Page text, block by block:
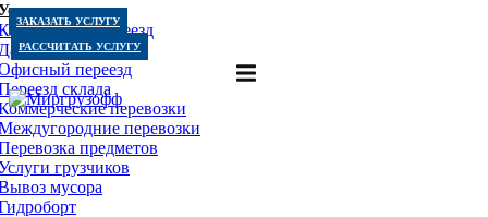
переезд
переезд
переезд
склада
перевозки
перевозки
предметов
грузчиков
мусора
ЗАКАЗАТЬ УСЛУГУ
РАССЧИТАТЬ УСЛУГУ